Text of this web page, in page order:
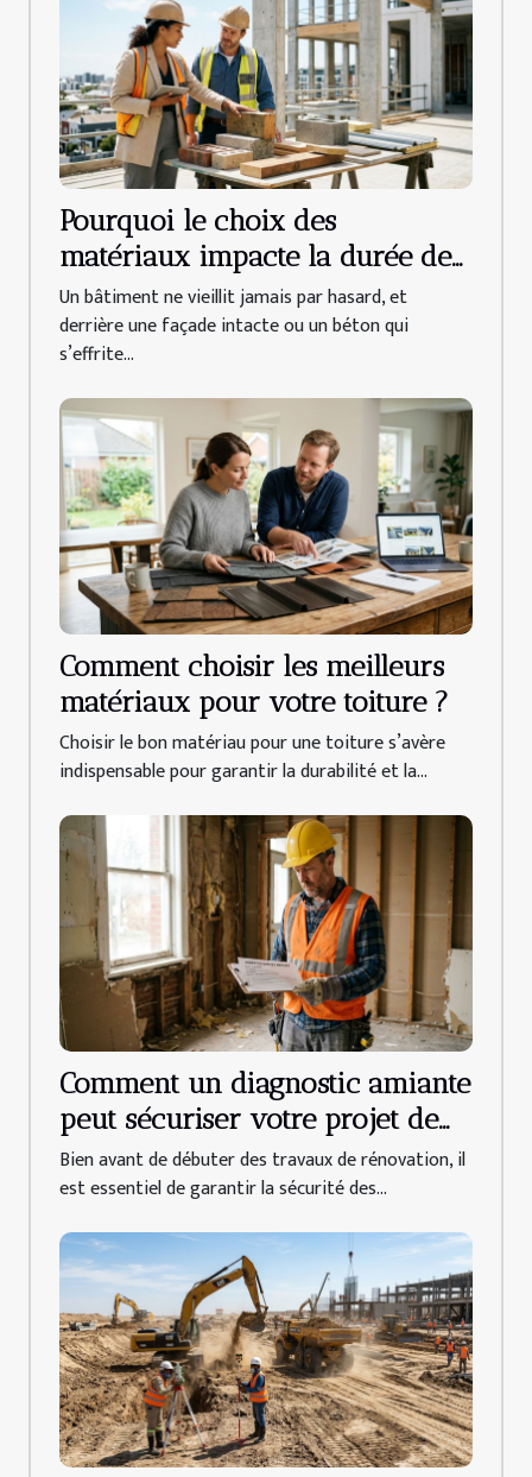
Pourquoi le choix des
matériaux impacte la durée de
vie d’un bâtiment
Un bâtiment ne vieillit jamais par hasard, et
derrière une façade intacte ou un béton qui
s’effrite...
Comment choisir les meilleurs
matériaux pour votre toiture ?
Choisir le bon matériau pour une toiture s’avère
indispensable pour garantir la durabilité et la...
Comment un diagnostic amiante
peut sécuriser votre projet de
rénovation ?
Bien avant de débuter des travaux de rénovation, il
est essentiel de garantir la sécurité des...